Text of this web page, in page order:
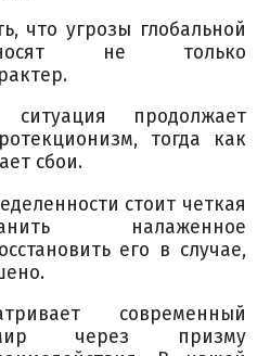
что угрозы глобальной
носят не только
продолжает
тогда как
сбои.
стоит четкая
налаженное
его в случае,
современный
через призму